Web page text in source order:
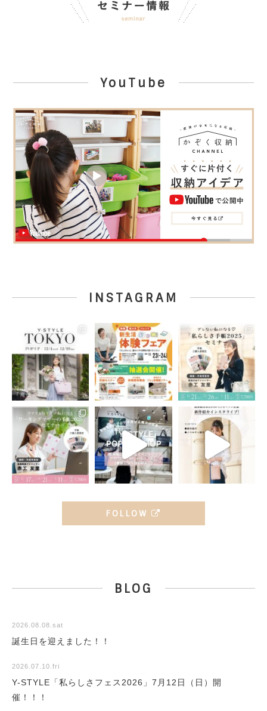
YouTube
INSTAGRAM
FOLLOW
BLOG
2026.08.08.sat
誕生日を迎えました！！
2026.07.10.fri
Y-STYLE「私らしさフェス2026」7月12日（日）開
催！！！